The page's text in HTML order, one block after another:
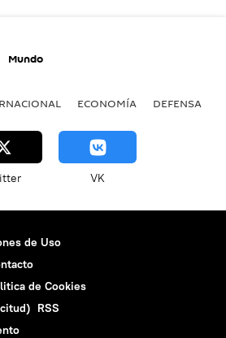
Mundo
ECONOMÍA DEFENSA
VK
de Uso
de Cookies
RSS